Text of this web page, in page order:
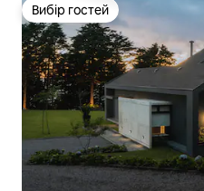
Вибір гостей
Вибір гостей